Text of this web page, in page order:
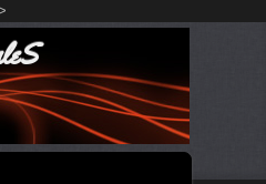
PRINCIPALE
SECONDAIRE